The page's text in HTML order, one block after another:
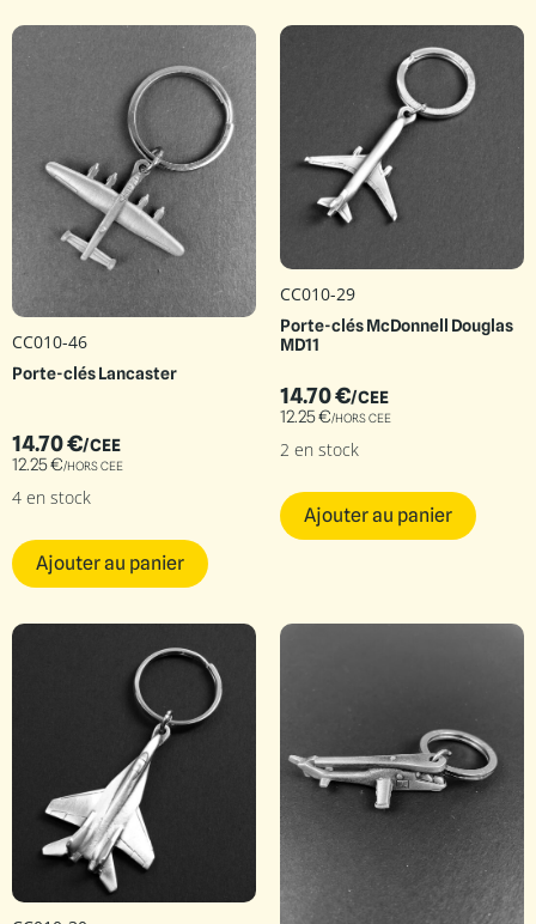
CC010-46
Porte-clés Lancaster
14.70€/CEE
12.25€/HORS CEE
4 en stock
Ajouter au panier
CC010-29
Porte-clés McDonnell Douglas
MD11
14.70€/CEE
12.25€/HORS CEE
2 en stock
Ajouter au panier